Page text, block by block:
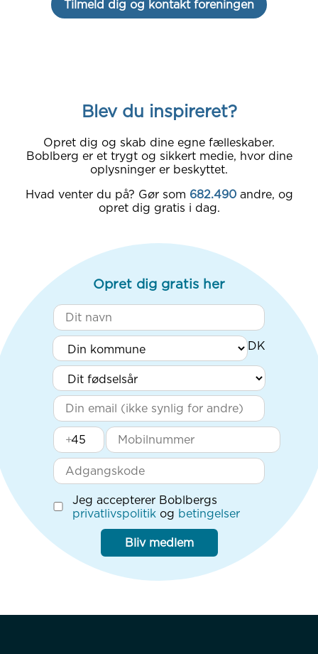
Tilmeld dig og kontakt foreningen
Blev du inspireret?
Opret dig og skab dine egne fælleskaber.
Boblberg er et trygt og sikkert medie, hvor dine
oplysninger er beskyttet.
Hvad venter du på? Gør som 682.490 andre, og
opret dig gratis i dag.
Opret dig gratis her
+
Jeg accepterer Boblbergs
privatlivspolitik og betingelser
Bliv medlem